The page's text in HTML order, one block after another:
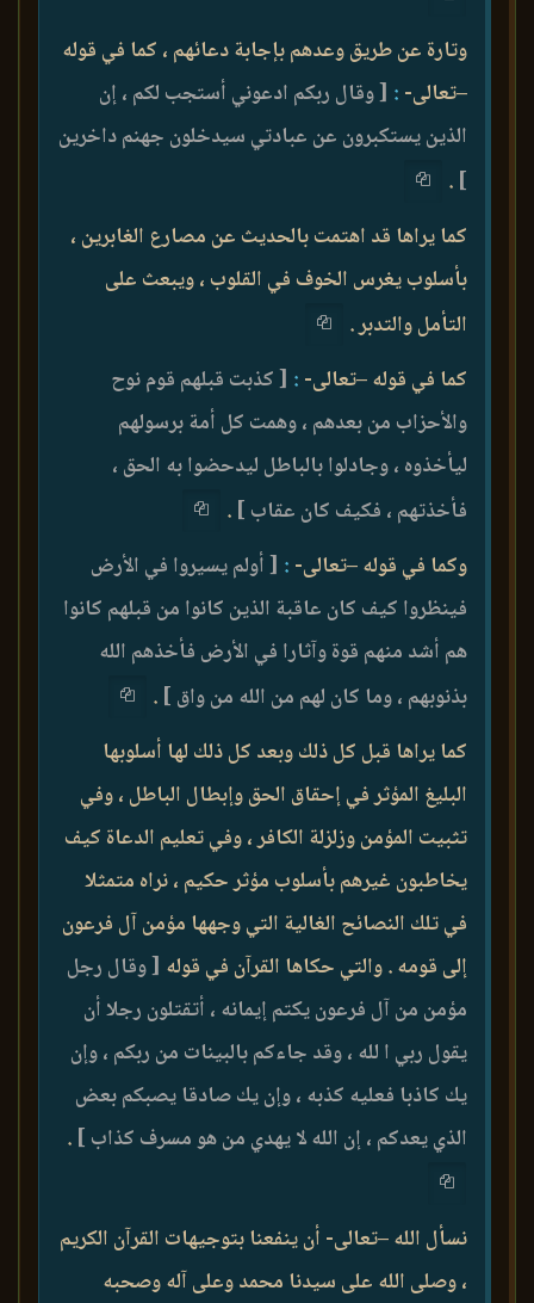
وتارة عن طريق وعدهم بإجابة دعائهم ، كما في قوله
–تعالى- : [ وقال ربكم ادعوني أستجب لكم ، إن
الذين يستكبرون عن عبادتي سيدخلون جهنم داخرين
]
.
كما يراها قد اهتمت بالحديث عن مصارع الغابرين ،
بأسلوب يغرس الخوف في القلوب ، ويبعث على
التأمل والتدبر .
كما في قوله –تعالى- : [ كذبت قبلهم قوم نوح
والأحزاب من بعدهم ، وهمت كل أمة برسولهم
ليأخذوه ، وجادلوا بالباطل ليدحضوا به الحق ،
فأخذتهم ، فكيف كان عقاب ] .
وكما في قوله –تعالى- : [ أولم يسيروا في الأرض
فينظروا كيف كان عاقبة الذين كانوا من قبلهم كانوا
هم أشد منهم قوة وآثارا في الأرض فأخذهم الله
بذنوبهم ، وما كان لهم من الله من واق ] .
كما يراها قبل كل ذلك وبعد كل ذلك لها أسلوبها
البليغ المؤثر في إحقاق الحق وإبطال الباطل ، وفي
تثبيت المؤمن وزلزلة الكافر ، وفي تعليم الدعاة كيف
يخاطبون غيرهم بأسلوب مؤثر حكيم ، نراه متمثلا
في تلك النصائح الغالية التي وجهها مؤمن آل فرعون
إلى قومه . والتي حكاها القرآن في قوله [ وقال رجل
مؤمن من آل فرعون يكتم إيمانه ، أتقتلون رجلا أن
يقول ربي ا لله ، وقد جاءكم بالبينات من ربكم ، وإن
يك كاذبا فعليه كذبه ، وإن يك صادقا يصبكم بعض
الذي يعدكم ، إن الله لا يهدي من هو مسرف كذاب ] .
نسأل الله –تعالى- أن ينفعنا بتوجيهات القرآن الكريم
، وصلى الله على سيدنا محمد وعلى آله وصحبه